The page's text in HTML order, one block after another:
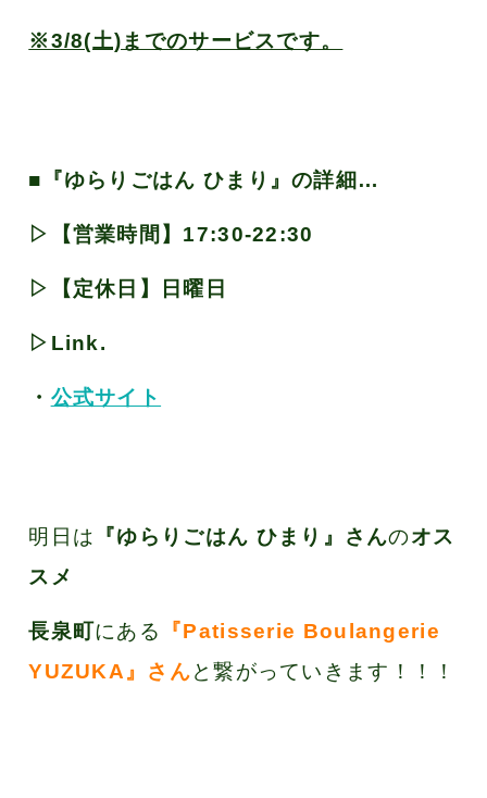
※3/8(土)までのサービスです。
■『ゆらりごはん ひまり』の詳細…
▷【営業時間】 17:30-22:30
▷【定休日】日曜日
▷Link.
・ 公式サイト
明日は 『ゆらりごはん ひまり 』さんのオス
スメ
長泉町にある
『Patisserie Boulangerie
YUZUKA』さんと繋がっていきます！！！